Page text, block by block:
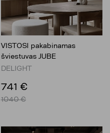
VISTOSI pakabinamas
šviestuvas JUBE
DELIGHT
741 €
1040 €